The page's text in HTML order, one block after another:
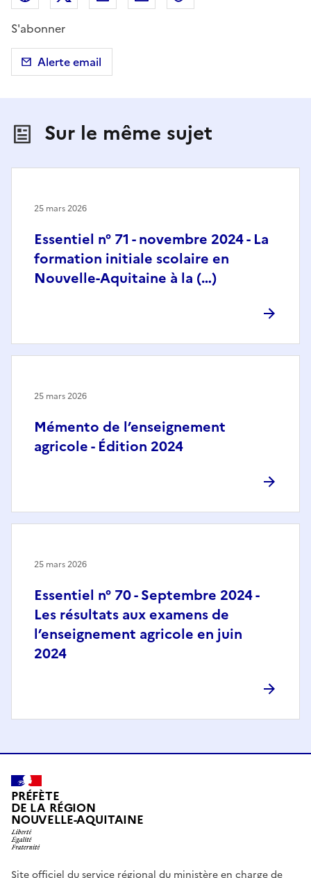
S'abonner
Alerte email
Sur le même sujet
Essentiel n° 71 - novembre 2024 - La
formation initiale scolaire en
Nouvelle-Aquitaine à la (…)
25 mars 2026
Mémento de l’enseignement
agricole - Édition 2024
25 mars 2026
Essentiel n° 70 - Septembre 2024 -
Les résultats aux examens de
l’enseignement agricole en juin
2024
25 mars 2026
PRÉFÈTE
DE LA RÉGION
NOUVELLE-AQUITAINE
Site officiel du service régional du ministère en charge de